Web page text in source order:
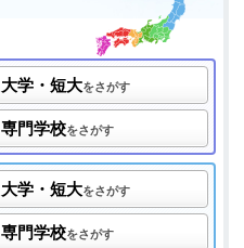
大学・短大をさがす
専門学校をさがす
大学・短大をさがす
専門学校をさがす